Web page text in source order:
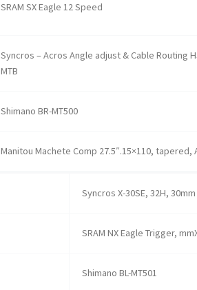
SRAM SX Eagle 12 Speed
Syncros – Acros Angle adjust & Cable Routing
MTB
Shimano BR-MT500
Manitou Machete Comp 27.5″.15×110,
Syncros X-30SE, 32H, 30mm
SRAM NX Eagle Trigger,
Shimano BL-MT501